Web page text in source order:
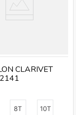
8T 10T
CLARIVET